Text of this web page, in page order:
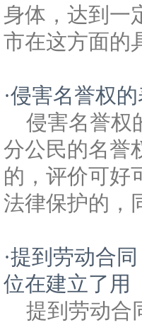
身体，达到一
市在这方面的
·侵害名誉权
侵害名誉权
分公民的名誉
的，评价可好
法律保护的，
·提到劳动合
位在建立了用
提到劳动合